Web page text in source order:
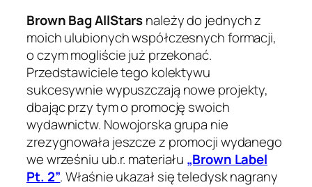
Brown Bag AllStarsnależy do jednych z
moich ulubionych współczesnych formacji,
o czym mogliście już przekonać.
Przedstawiciele tego kolektywu
sukcesywnie wypuszczają nowe projekty,
dbając przy tym o promocję swoich
wydawnictw. Nowojorska grupa nie
zrezygnowała jeszcze z promocji wydanego
we wrześniu ub.r. materiału „Brown Label
Pt. 2”. Właśnie ukazał się teledysk nagrany